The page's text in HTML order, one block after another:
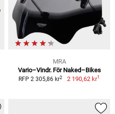
MRA
Vario–Vindr. För Naked–Bikes
RFP 2 305,86 kr2 2 190,62 kr1